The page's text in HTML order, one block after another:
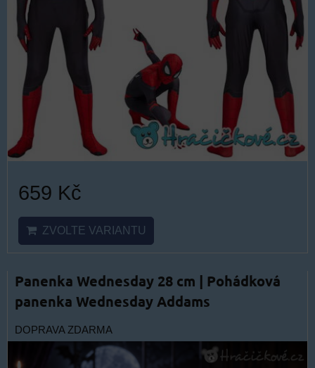
659 Kč
ZVOLTE VARIANTU
Panenka Wednesday 28 cm | Pohádková
panenka Wednesday Addams
DOPRAVA ZDARMA